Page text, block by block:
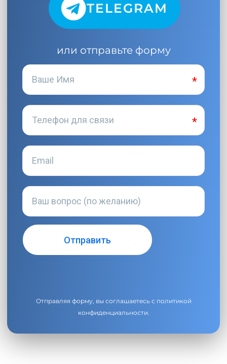
TELEGRAM
или отправьте форму
Отправляя форму, вы соглашаетесь с политикой
конфиденциальности.